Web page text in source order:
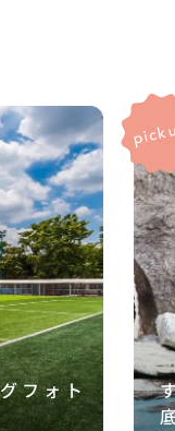
フォト